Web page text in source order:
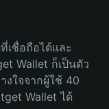
เชื่อถือได้และ
Wallet ก็เป็นตัว
ใจจากผู้ใช้ 40
Wallet ได้